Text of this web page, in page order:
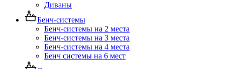
Диваны
Бенч-системы
Бенч-системы на 2 места
Бенч-системы на 3 места
Бенч-системы на 4 места
Бенч системы на 6 мест